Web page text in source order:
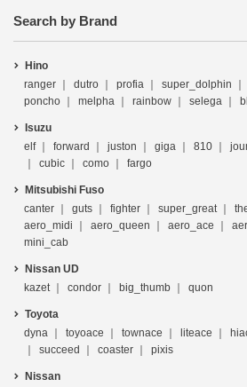
Search by Brand
Hino
ranger
dutro profia super_dolphin
poncho
melpha rainbow selega
Isuzu
elf
forward juston giga 810
cubic
como fargo
Mitsubishi Fuso
canter
guts fighter super_great
aero_midi
aero_queen aero_ace
mini_cab
Nissan UD
kazet
condor big_thumb quon
Toyota
dyna
toyoace townace liteace
succeed
coaster pixis
Nissan